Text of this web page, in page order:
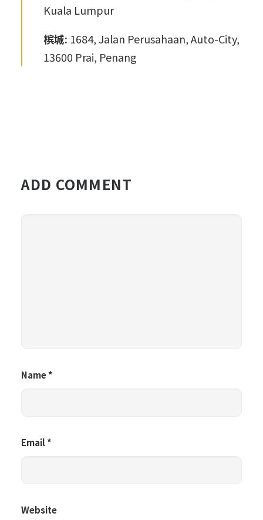
Kuala Lumpur
槟城: 1684, Jalan Perusahaan, Auto-City,
13600 Prai, Penang
ADD COMMENT
Name*
Email*
Website